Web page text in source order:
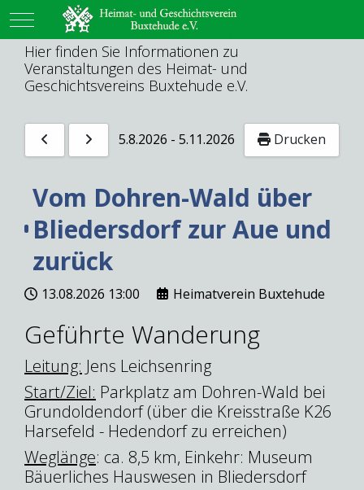
Mobile Menu Toggle
Hier finden Sie Informationen zu
Veranstaltungen des Heimat- und
Geschichtsvereins Buxtehude e.V.
5.8.2026 - 5.11.2026 Drucken
Vom Dohren-Wald über
Bliedersdorf zur Aue und
zurück
13.08.2026 13:00 Heimatverein Buxtehude
Geführte Wanderung
Leitung: Jens Leichsenring
Start/Ziel: Parkplatz am Dohren-Wald bei
Grundoldendorf (über die Kreisstraße K26
Harsefeld - Hedendorf zu erreichen)
Weglänge: ca. 8,5 km, Einkehr: Museum
Bäuerliches Hauswesen in Bliedersdorf